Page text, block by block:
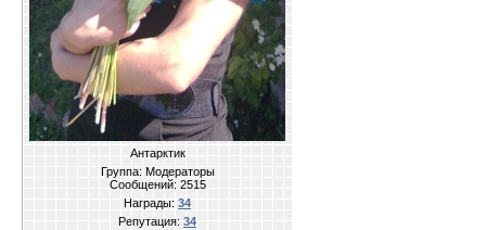
Антарктик
Группа: Модераторы
Сообщений: 2515
Награды: 34
Репутация: 34